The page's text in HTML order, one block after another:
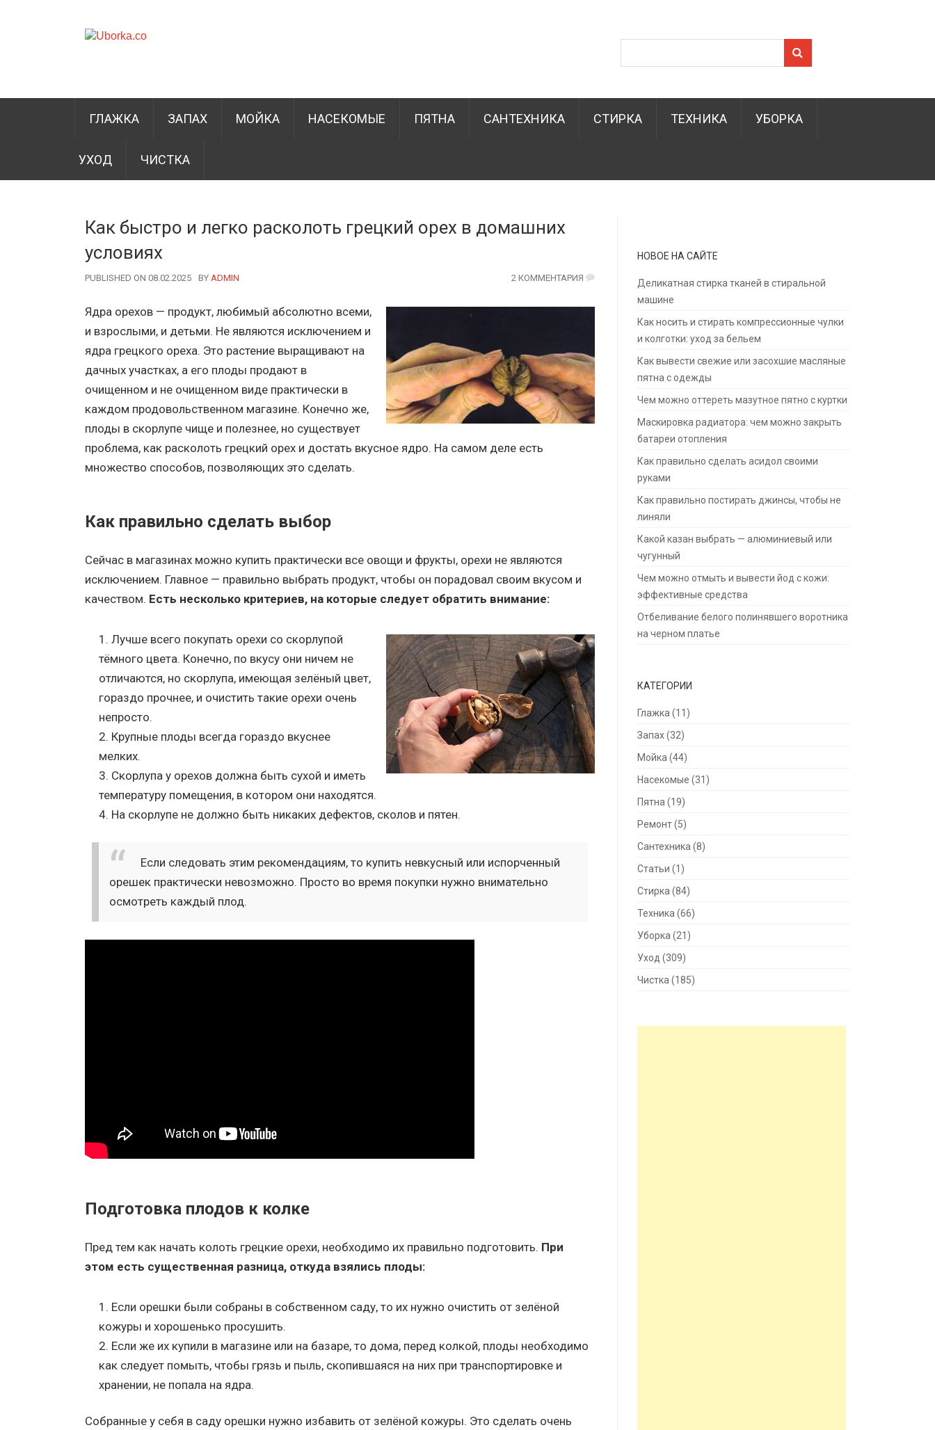
ГЛАЖКА ЗАПАХ МОЙКА НАСЕКОМЫЕ ПЯТНА САНТЕХНИКА СТИРКА ТЕХНИКА УБОРКА
УХОД ЧИСТКА
Как быстро и легко расколоть грецкий орех в домашних
условиях
PUBLISHED ON 08.02.2025 BY AUTHOR
ADMIN 2 КОММЕНТАРИЯ
Ядра орехов — продукт, любимый абсолютно всеми,
и взрослыми, и детьми. Не являются исключением и
ядра грецкого ореха. Это растение выращивают на
дачных участках, а его плоды продают в
очищенном и не очищенном виде практически в
каждом продовольственном магазине. Конечно же,
плоды в скорлупе чище и полезнее, но существует
проблема, как расколоть грецкий орех и достать вкусное ядро. На самом деле есть
множество способов, позволяющих это сделать.
Как правильно сделать выбор
Сейчас в магазинах можно купить практически все овощи и фрукты, орехи не являются
исключением. Главное — правильно выбрать продукт, чтобы он порадовал своим вкусом и
качеством. Есть несколько критериев, на которые следует обратить внимание:
Лучше всего покупать орехи со скорлупой
тёмного цвета. Конечно, по вкусу они ничем не
отличаются, но скорлупа, имеющая зелёный цвет,
гораздо прочнее, и очистить такие орехи очень
непросто.
Крупные плоды всегда гораздо вкуснее
мелких.
Скорлупа у орехов должна быть сухой и иметь
температуру помещения, в котором они находятся.
На скорлупе не должно быть никаких дефектов, сколов и пятен.
Если следовать этим рекомендациям, то купить невкусный или испорченный
орешек практически невозможно. Просто во время покупки нужно внимательно
осмотреть каждый плод.
Подготовка плодов к колке
Пред тем как начать колоть грецкие орехи, необходимо их правильно подготовить. При
этом есть существенная разница, откуда взялись плоды:
Если орешки были собраны в собственном саду, то их нужно очистить от зелёной
кожуры и хорошенько просушить.
Если же их купили в магазине или на базаре, то дома, перед колкой, плоды необходимо
как следует помыть, чтобы грязь и пыль, скопившаяся на них при транспортировке и
хранении, не попала на ядра.
Собранные у себя в саду орешки нужно избавить от зелёной кожуры. Это сделать очень
НОВОЕ НА САЙТЕ
Деликатная стирка тканей в стиральной
машине
Как носить и стирать компрессионные чулки
и колготки: уход за бельем
Как вывести свежие или засохшие масляные
пятна с одежды
Чем можно оттереть мазутное пятно с куртки
Маскировка радиатора: чем можно закрыть
батареи отопления
Как правильно сделать асидол своими
руками
Как правильно постирать джинсы, чтобы не
линяли
Какой казан выбрать — алюминиевый или
чугунный
Чем можно отмыть и вывести йод с кожи:
эффективные средства
Отбеливание белого полинявшего воротника
на черном платье
КАТЕГОРИИ
Глажка (11)
Запах(32)
Мойка (44)
Насекомые (31)
Пятна (19)
Ремонт(5)
Сантехника (8)
Статьи (1)
Стирка (84)
Техника (66)
Уборка (21)
Уход (309)
Чистка (185)